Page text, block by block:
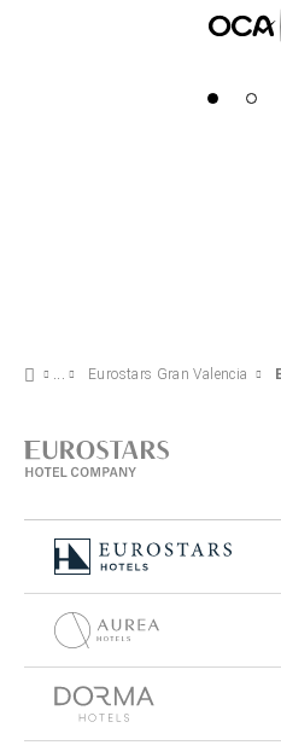
Eurostars Gran Valencia